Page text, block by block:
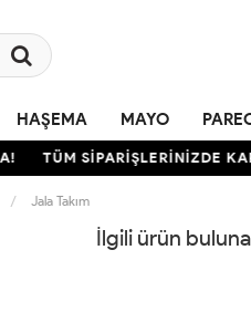
HAŞEMA MAYO
TÜM SİPARİŞLERİNİZDE
Jala Takım
İlgili ürün